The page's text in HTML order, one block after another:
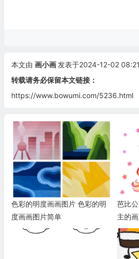
本文由 画小画 发表于2024-12-02
转载请务必保留本文链接：
https://www.bowumi.com/5236.html
色彩的明度画画图片 色彩的明
度画画图片简单
芭比
主的